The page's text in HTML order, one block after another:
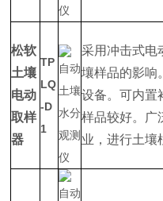
松软
土壤
电动
取样
器
TP
LQ
-D
1
采用冲击式电
壤样品的影响
设备。可内置
样品较好。广
业，进行土壤